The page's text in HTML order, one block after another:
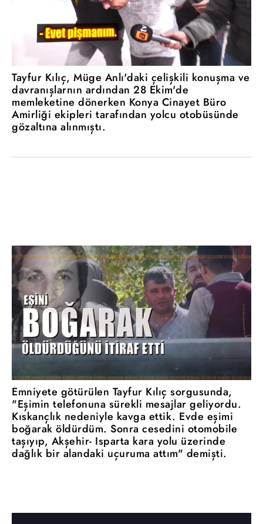
Tayfur Kılıç, Müge Anlı'daki çelişkili konuşma ve
davranışlarnın ardından 28 Ekim'de
memleketine dönerken Konya Cinayet Büro
Amirliği ekipleri tarafından yolcu otobüsünde
gözaltına alınmıştı.
Emniyete götürülen Tayfur Kılıç sorgusunda,
"Eşimin telefonuna sürekli mesajlar geliyordu.
Kıskançlık nedeniyle kavga ettik. Evde eşimi
boğarak öldürdüm. Sonra cesedini otomobile
taşıyıp, Akşehir- Isparta kara yolu üzerinde
dağlık bir alandaki uçuruma attım" demişti.